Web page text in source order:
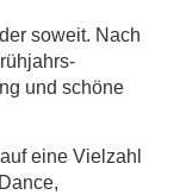
soweit. Nach
und schöne
eine Vielzahl